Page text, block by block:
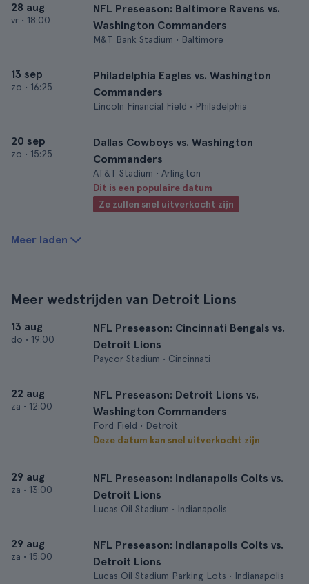
28 aug
vr • 18:00
NFL Preseason: Baltimore Ravens vs.
Washington Commanders
M&T Bank Stadium • Baltimore
13 sep
zo • 16:25
Philadelphia Eagles vs. Washington
Commanders
Lincoln Financial Field • Philadelphia
20 sep
zo • 15:25
Dallas Cowboys vs. Washington
Commanders
AT&T Stadium • Arlington
Dit is een populaire datum
Ze zullen snel uitverkocht zijn
Meer laden
Meer wedstrijden van Detroit Lions
13 aug
do • 19:00
NFL Preseason: Cincinnati Bengals vs.
Detroit Lions
Paycor Stadium • Cincinnati
22 aug
za • 12:00
NFL Preseason: Detroit Lions vs.
Washington Commanders
Ford Field • Detroit
Deze datum kan snel uitverkocht zijn
29 aug
za • 13:00
NFL Preseason: Indianapolis Colts vs.
Detroit Lions
Lucas Oil Stadium • Indianapolis
29 aug
za • 15:00
NFL Preseason: Indianapolis Colts vs.
Detroit Lions
Lucas Oil Stadium Parking Lots • Indianapolis